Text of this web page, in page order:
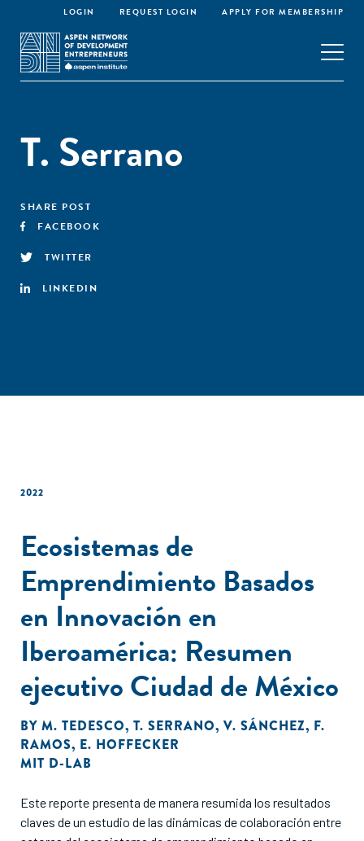
LOGIN REQUEST LOGIN APPLY FOR MEMBERSHIP
T. Serrano
SHARE POST
FACEBOOK
TWITTER
LINKEDIN
2022
Ecosistemas de
Emprendimiento Basados
en Innovación en
Iberoamérica: Resumen
ejecutivo Ciudad de México
BY M. TEDESCO, T. SERRANO, V. SÁNCHEZ, F.
RAMOS, E. HOFFECKER
MIT D-LAB
Este reporte presenta de manera resumida los resultados
claves de un estudio de las dinámicas de colaboración entre